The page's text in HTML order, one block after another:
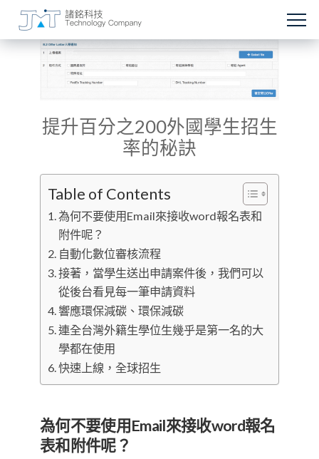
提升百分之200外國學生招生
率的秘訣
Table of Contents
為何不要使用Email來接收word報名表和
附件呢？
自動化數位審核流程
接著，當學生送出申請案件後，我們可以
從後台看見每一筆申請資料
響應環保減碳、環保減碳
連全台灣外籍生學位生幾乎是第一名的大
學都在使用
快速上線，全球招生
為何不要使用Email來接收word報名
表和附件呢？